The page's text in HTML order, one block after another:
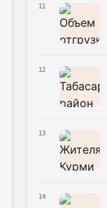
11
12
13
14